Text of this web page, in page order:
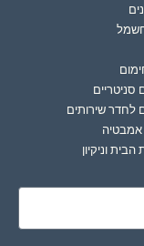
סניטריים
לחדר שירותים
אמבטיה
וניקיון